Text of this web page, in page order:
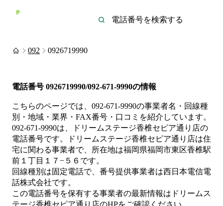
092 0926719990
電話番号 0926719990/092-671-9990の情報
こちらのページでは、 092-671-9990の事業者名・回線種
別・地域・業界・FAX番号・口コミを紹介しています。
092-671-9990は、 ドリームステージ香椎セピア通り店の
電話番号です。
ドリームステージ香椎セピア通り店は住
宅に関わる事業者で、所在地は福岡県福岡市東区香椎駅
前１丁目１７−５６ です。
回線種別は固定電話で、番号提供事業者は西日本電信電
話株式会社です。
この電話番号を保有する事業者の最新情報は ドリームス
テージ香椎セピア通り店のHPをご確認ください。